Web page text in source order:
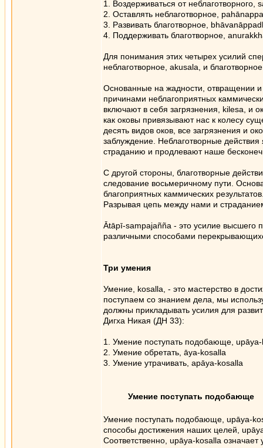
1. Воздерживаться от неблаготворного,
2. Оставлять неблаготворное,
3. Развивать благотворное,
4. Поддерживать благотворное,
Для понимания этих четырех усилий
неблаготворное, akusala, и
Основанные на жадности, отвращении
причинами неблагоприятных
включают в себя загрязнения, kilesa, и
как оковы привязывают нас к колесу
десять видов оков, все загрязнения и
заблуждение. Неблаготворные
страданию и продлевают наше
С другой стороны, благотворные
следование восьмеричному пути.
благоприятных каммических
Разрывая цепь между нами и
Ātāpī-sampajañña - это усилие высшего
различными способами
Три умения
Умение, kosalla, - это мастерство в
поступаем со знанием дела, мы
должны прикладывать усилия для
Дигха Никая (ДН 33):
1. Умение поступать подобающе,
2. Умение обретать, āya-kosalla
3. Умение утрачивать, apāya-kosalla
Умение поступать подобающе
Умение поступать подобающе, upāya-
способы достижения наших целей,
Соответственно, upāya-kosalla